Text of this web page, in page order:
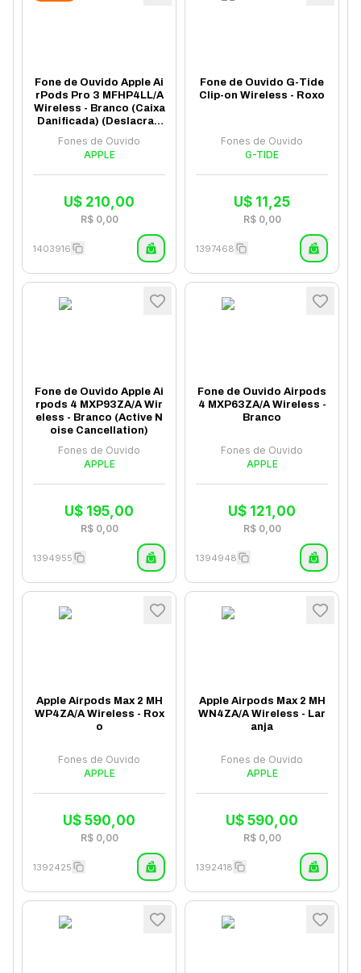
Fone de Ouvido Apple Ai
rPods Pro 3 MFHP4LL/A
Wireless - Branco (Caixa
Danificada) (Deslacrad
Fones de Ouvido
APPLE
U$ 210,00
R$ 0,00
1403916
Fone de Ouvido G-Tide
Clip-on Wireless - Roxo
Fones de Ouvido
G-TIDE
U$ 11,25
R$ 0,00
1397468
Fone de Ouvido Apple Ai
rpods 4 MXP93ZA/A Wir
eless - Branco (Active N
oise Cancellation)
Fones de Ouvido
APPLE
U$ 195,00
R$ 0,00
1394955
Fone de Ouvido Airpods
4 MXP63ZA/A Wireless -
Branco
Fones de Ouvido
APPLE
U$ 121,00
R$ 0,00
1394948
Apple Airpods Max 2 MH
WP4ZA/A Wireless - Rox
o
Fones de Ouvido
APPLE
U$ 590,00
R$ 0,00
1392425
Apple Airpods Max 2 MH
WN4ZA/A Wireless - Lar
anja
Fones de Ouvido
APPLE
U$ 590,00
R$ 0,00
1392418